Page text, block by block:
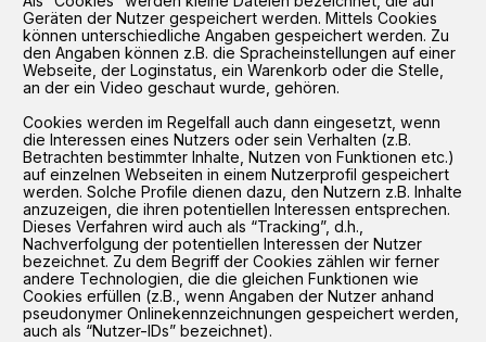
Geräten der Nutzer gespeichert werden. Mittels Cookies
können unterschiedliche Angaben gespeichert werden. Zu
den Angaben können z.B. die Spracheinstellungen auf einer
Webseite, der Loginstatus, ein Warenkorb oder die Stelle,
an der ein Video geschaut wurde, gehören.
Cookies werden im Regelfall auch dann eingesetzt, wenn
die Interessen eines Nutzers oder sein Verhalten (z.B.
Betrachten bestimmter Inhalte, Nutzen von Funktionen etc.)
auf einzelnen Webseiten in einem Nutzerprofil gespeichert
werden. Solche Profile dienen dazu, den Nutzern z.B. Inhalte
anzuzeigen, die ihren potentiellen Interessen entsprechen.
Dieses Verfahren wird auch als “Tracking”, d.h.,
Nachverfolgung der potentiellen Interessen der Nutzer
bezeichnet. Zu dem Begriff der Cookies zählen wir ferner
andere Technologien, die die gleichen Funktionen wie
Cookies erfüllen (z.B., wenn Angaben der Nutzer anhand
pseudonymer Onlinekennzeichnungen gespeichert werden,
auch als “Nutzer-IDs” bezeichnet).